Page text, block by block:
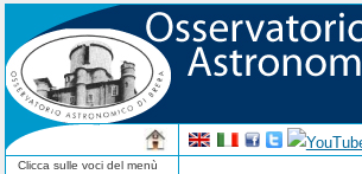
Clicca sulle voci del menù